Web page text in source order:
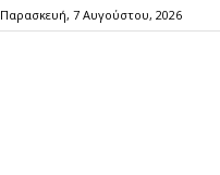
Παρασκευή, 7 Αυγούστου, 2026